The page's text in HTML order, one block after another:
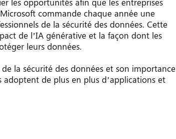
commande chaque année une
de la sécurité des données. Cette
de l’IA générative et la façon dont les
leurs données.
la sécurité des données et son importance
de plus en plus d’applications et